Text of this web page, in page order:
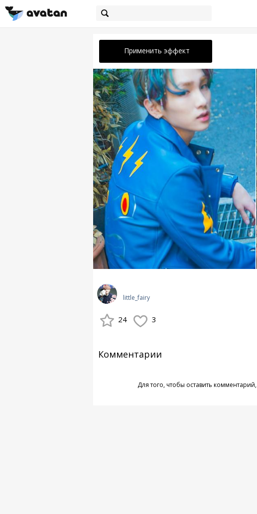
Применить эффект
little_fairy
24 3
Комментарии
Для того, чтобы оставить комментарий,